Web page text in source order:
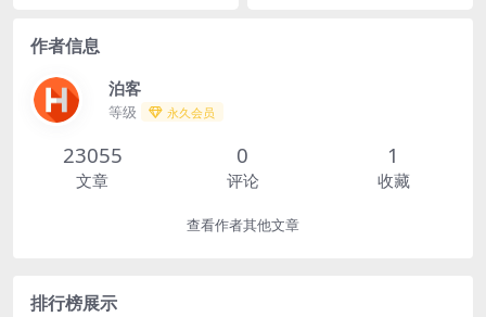
作者信息
泊客
等级 永久会员
23055
文章
0
评论
1
收藏
查看作者其他文章
排行榜展示